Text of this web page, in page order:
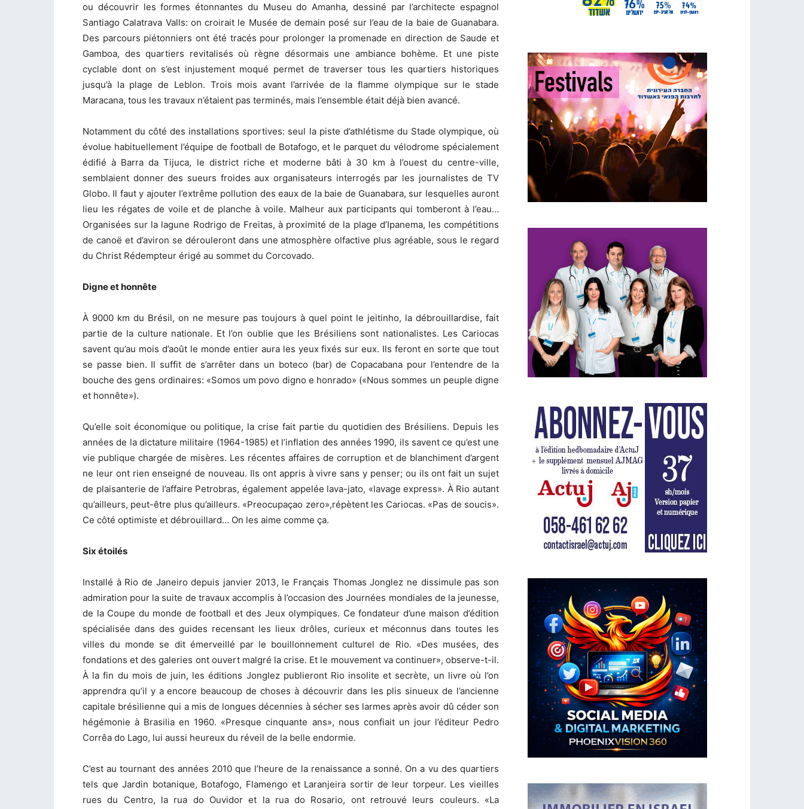
ou découvrir les formes étonnantes du Museu do Amanha, dessiné par l’architecte espagnol
Santiago Calatrava Valls: on croirait le Musée de demain posé sur l’eau de la baie de Guanabara.
Des parcours piétonniers ont été tracés pour prolonger la promenade en direction de Saude et
Gamboa, des quartiers revitalisés où règne désormais une ambiance bohème. Et une piste
cyclable dont on s’est injustement moqué permet de traverser tous les quartiers historiques
jusqu’à la plage de Leblon. Trois mois avant l’arrivée de la flamme olympique sur le stade
Maracana, tous les travaux n’étaient pas terminés, mais l’ensemble était déjà bien avancé.
Notamment du côté des installations sportives: seul la piste d’athlétisme du Stade olympique, où
évolue habituellement l’équipe de football de Botafogo, et le parquet du vélodrome spécialement
édifié à Barra da Tijuca, le district riche et moderne bâti à 30 km à l’ouest du centre-ville,
semblaient donner des sueurs froides aux organisateurs interrogés par les journalistes de TV
Globo. Il faut y ajouter l’extrême pollution des eaux de la baie de Guanabara, sur lesquelles auront
lieu les régates de voile et de planche à voile. Malheur aux participants qui tomberont à l’eau…
Organisées sur la lagune Rodrigo de Freitas, à proximité de la plage d’Ipanema, les compétitions
de canoë et d’aviron se dérouleront dans une atmosphère olfactive plus agréable, sous le regard
du Christ Rédempteur érigé au sommet du Corcovado.
Digne et honnête
À 9000 km du Brésil, on ne mesure pas toujours à quel point le jeitinho, la débrouillardise, fait
partie de la culture nationale. Et l’on oublie que les Brésiliens sont nationalistes. Les Cariocas
savent qu’au mois d’août le monde entier aura les yeux fixés sur eux. Ils feront en sorte que tout
se passe bien. Il suffit de s’arrêter dans un boteco (bar) de Copacabana pour l’entendre de la
bouche des gens ordinaires: «Somos um povo digno e honrado» («Nous sommes un peuple digne
et honnête»).
Qu’elle soit économique ou politique, la crise fait partie du quotidien des Brésiliens. Depuis les
années de la dictature militaire (1964-1985) et l’inflation des années 1990, ils savent ce qu’est une
vie publique chargée de misères. Les récentes affaires de corruption et de blanchiment d’argent
ne leur ont rien enseigné de nouveau. Ils ont appris à vivre sans y penser; ou ils ont fait un sujet
de plaisanterie de l’affaire Petrobras, également appelée lava-jato, «lavage express». À Rio autant
qu’ailleurs, peut-être plus qu’ailleurs. «Preocupaçao zero»,répètent les Cariocas. «Pas de soucis».
Ce côté optimiste et débrouillard… On les aime comme ça.
Six étoilés
Installé à Rio de Janeiro depuis janvier 2013, le Français Thomas Jonglez ne dissimule pas son
admiration pour la suite de travaux accomplis à l’occasion des Journées mondiales de la jeunesse,
de la Coupe du monde de football et des Jeux olympiques. Ce fondateur d’une maison d’édition
spécialisée dans des guides recensant les lieux drôles, curieux et méconnus dans toutes les
villes du monde se dit émerveillé par le bouillonnement culturel de Rio. «Des musées, des
fondations et des galeries ont ouvert malgré la crise. Et le mouvement va continuer», observe-t-il.
À la fin du mois de juin, les éditions Jonglez publieront Rio insolite et secrète, un livre où l’on
apprendra qu’il y a encore beaucoup de choses à découvrir dans les plis sinueux de l’ancienne
capitale brésilienne qui a mis de longues décennies à sécher ses larmes après avoir dû céder son
hégémonie à Brasilia en 1960. «Presque cinquante ans», nous confiait un jour l’éditeur Pedro
Corrêa do Lago, lui aussi heureux du réveil de la belle endormie.
C’est au tournant des années 2010 que l’heure de la renaissance a sonné. On a vu des quartiers
tels que Jardin botanique, Botafogo, Flamengo et Laranjeira sortir de leur torpeur. Les vieilles
rues du Centro, la rua do Ouvidor et la rua do Rosario, ont retrouvé leurs couleurs. «La